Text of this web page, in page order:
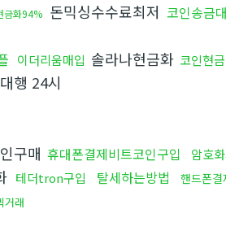
금화94% 돈믹싱수수료최저 코인송금
이더리움매입 솔라나현금화 코인현
행 24시
구매 휴대폰결제비트코인구입 암호
테더tron구입 탈세하는방법 핸드폰결
거래